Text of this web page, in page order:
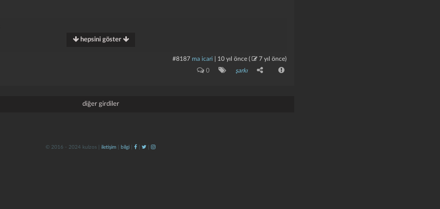
hepsini göster
#8187 ma icari 10 yıl önce ( 7 yıl önce)
0 şarkı
diğer girdiler
© 2016 - 2024 kulzos | iletişim bilgi